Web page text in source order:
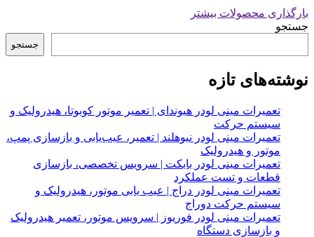
بارگذاری محصولات بیشتر
جستجو
جستجو
نوشته‌های تازه
تعمیرات مینی لودر هیوندای | تعمیر موتور کوبوتا، هیدرولیک و
سیستم حرکت
تعمیرات مینی لودر نیوهلند | تعمیر، عیب‌یابی و بازسازی پمپ،
موتور و هیدرولیک
تعمیرات مینی لودر بابکت | سرویس تخصصی، بازسازی
قطعات و تست عملکرد
تعمیرات مینی لودر دراج | عیب یابی موتور، هیدرولیک و
سیستم حرکت دوراج
تعمیرات مینی لودر فوریوز | سرویس موتور، تعمیر هیدرولیک
و بازسازی دستگاه